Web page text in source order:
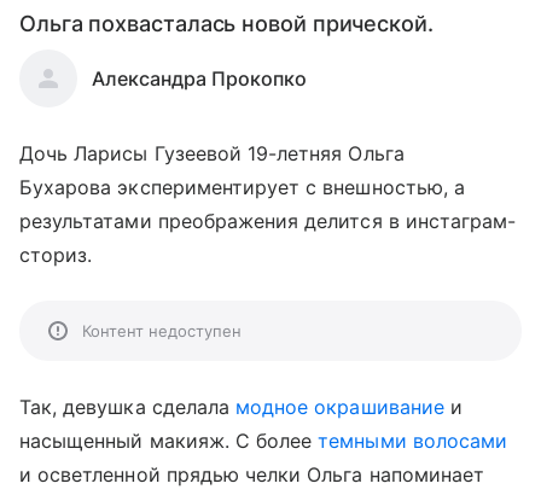
Ольга похвасталась новой прической.
Александра Прокопко
Дочь Ларисы Гузеевой 19-летняя Ольга
Бухарова экспериментирует с внешностью, а
результатами преображения делится в инстаграм-
сториз.
Контент недоступен
Так, девушка сделала модное окрашиваниеи
насыщенный макияж. С болеетемными волосами
и осветленной прядью челки Ольга напоминает